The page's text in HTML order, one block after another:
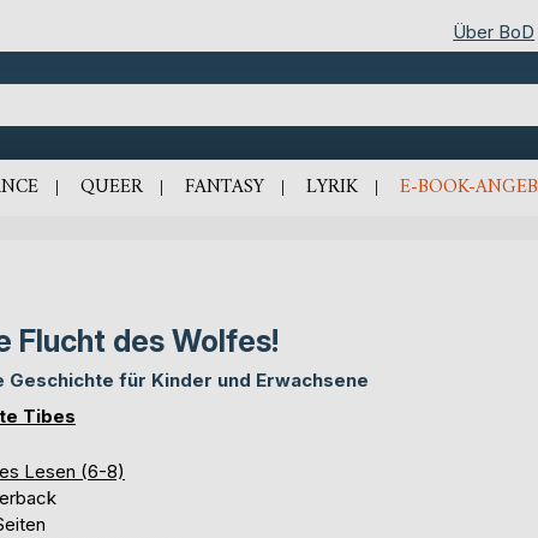
Über BoD
QUEER FANTASY LYRIK E-BOOK-
Flucht des Wolfes!
Geschichte für Kinder und Erwachsene
Tibes
Lesen (6-8)